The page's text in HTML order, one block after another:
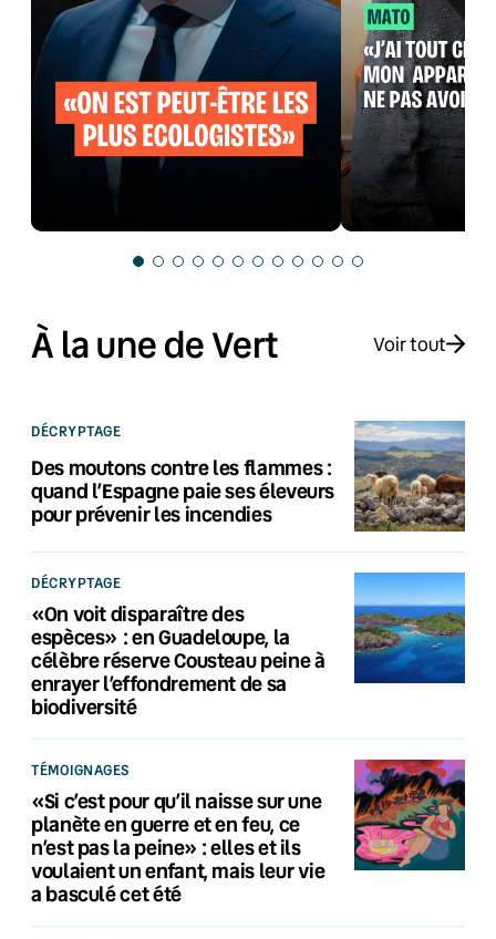
À la une de Vert Voir tout
DÉCRYPTAGE
Des moutons contre les flammes :
quand l’Espagne paie ses éleveurs
pour prévenir les incendies
DÉCRYPTAGE
«On voit disparaître des
espèces» : en Guadeloupe, la
célèbre réserve Cousteau peine à
enrayer l’effondrement de sa
biodiversité
TÉMOIGNAGES
«Si c’est pour qu’il naisse sur une
planète en guerre et en feu, ce
n’est pas la peine» : elles et ils
voulaient un enfant, mais leur vie
a basculé cet été